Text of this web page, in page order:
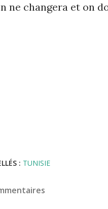
ne changera et on
: TUNISIE